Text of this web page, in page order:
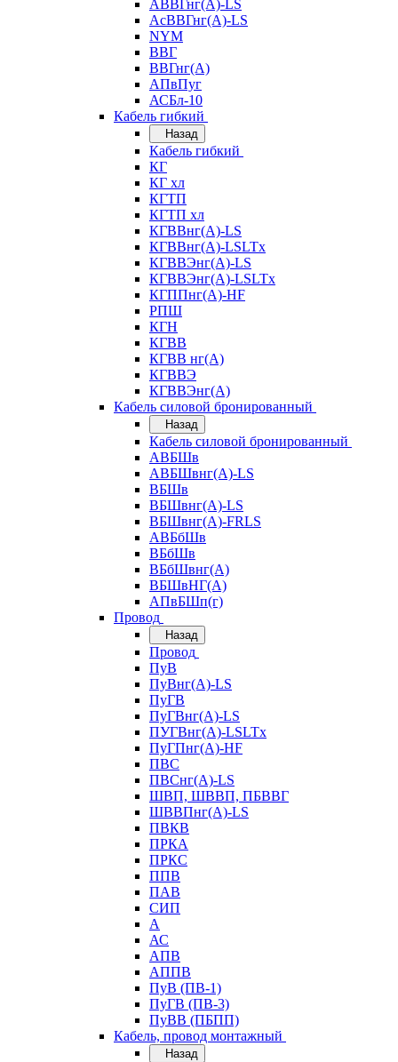
АВВГнг(А)-LS
АсВВГнг(А)-LS
NYM
ВВГ
ВВГнг(А)
АПвПуг
АСБл-10
Кабель гибкий
Назад
Кабель гибкий
КГ
КГ хл
КГТП
КГТП хл
КГВВнг(А)-LS
КГВВнг(А)-LSLTx
КГВВЭнг(А)-LS
КГВВЭнг(А)-LSLTx
КГППнг(А)-HF
РПШ
КГН
КГВВ
КГВВ нг(А)
КГВВЭ
КГВВЭнг(А)
Кабель силовой бронированный
Назад
Кабель силовой бронированный
АВБШв
АВБШвнг(А)-LS
ВБШв
ВБШвнг(А)-LS
ВБШвнг(А)-FRLS
АВБбШв
ВБбШв
ВБбШвнг(А)
ВБШвНГ(А)
АПвБШп(г)
Провод
Назад
Провод
ПуВ
ПуВнг(А)-LS
ПуГВ
ПуГВнг(А)-LS
ПУГВнг(А)-LSLTx
ПуГПнг(А)-HF
ПВС
ПВСнг(А)-LS
ШВП, ШВВП, ПБВВГ
ШВВПнг(А)-LS
ПВКВ
ПРКА
ПРКС
ППВ
ПАВ
СИП
А
АС
АПВ
АППВ
ПуВ (ПВ-1)
ПуГВ (ПВ-3)
ПуВВ (ПБПП)
Кабель, провод монтажный
Назад